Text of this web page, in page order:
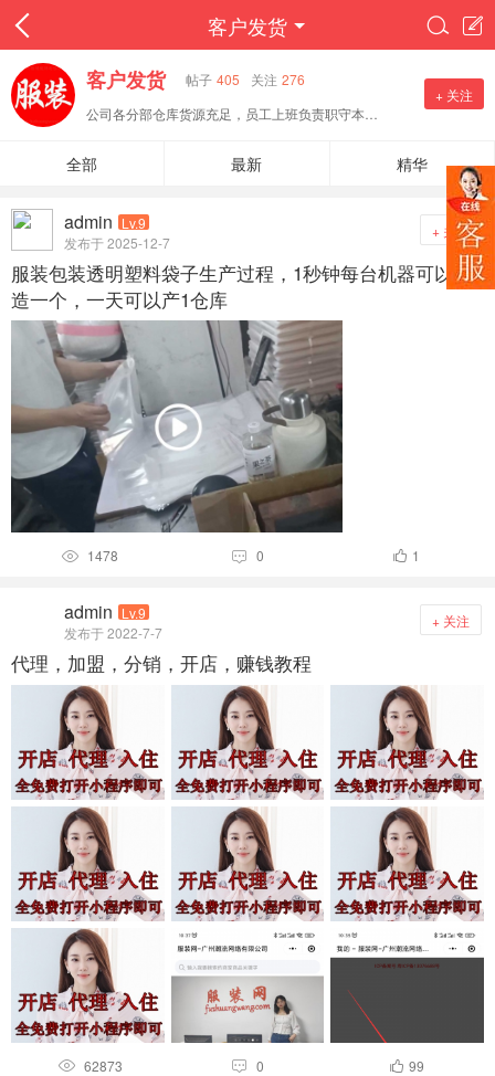
客户发货 

客户发货 帖子 405 关注 276
+ 关注
全部 最新 精华
admin Lv.9
发布于 2025-12-7
+ 关注
服装包装透明塑料袋子生产过程，1秒钟每台机器可以制
造一个，一天可以产1仓库
 1478  0  1
admin Lv.9
发布于 2022-7-7
+ 关注
代理，加盟，分销，开店，赚钱教程
 62873  0  99